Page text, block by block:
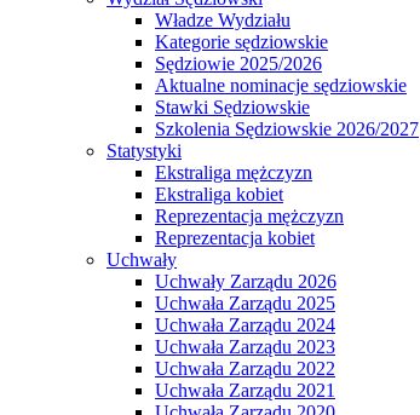
Władze Wydziału
Kategorie sędziowskie
Sędziowie 2025/2026
Aktualne nominacje sędziowskie
Stawki Sędziowskie
Szkolenia Sędziowskie 2026/2027
Statystyki
Ekstraliga mężczyzn
Ekstraliga kobiet
Reprezentacja mężczyzn
Reprezentacja kobiet
Uchwały
Uchwały Zarządu 2026
Uchwała Zarządu 2025
Uchwała Zarządu 2024
Uchwała Zarządu 2023
Uchwała Zarządu 2022
Uchwała Zarządu 2021